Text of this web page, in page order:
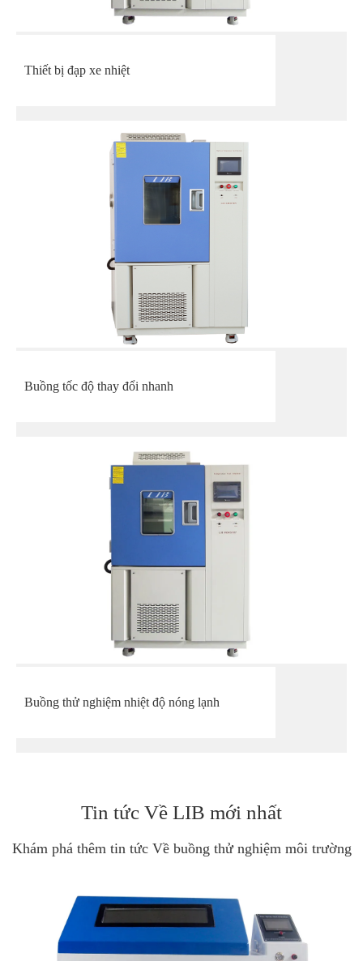
Thiết bị đạp xe nhiệt
Buồng tốc độ thay đổi nhanh
Buồng thử nghiệm nhiệt độ nóng lạnh
Tin tức Về LIB mới nhất
Khám phá thêm tin tức Về buồng thử nghiệm môi trường